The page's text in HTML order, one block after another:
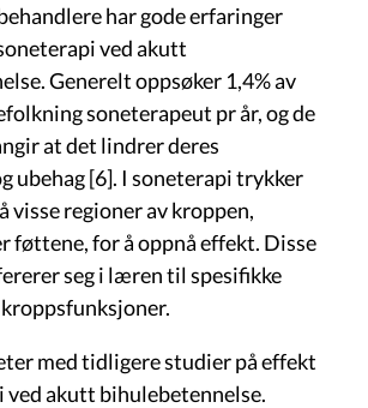
har gode erfaringer
ved akutt
Generelt oppsøker 1,4% av
soneterapeut pr år, og de
at det lindrer deres
ubehag [6]. I soneterapi trykker
visse regioner av kroppen,
føttene, for å oppnå effekt. Disse
seg i læren til spesifikke
med tidligere studier på effekt
ved akutt bihulebetennelse.